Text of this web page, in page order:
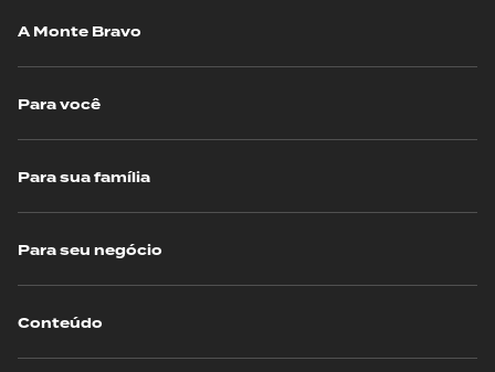
A Monte Bravo
Para você
Para sua família
Para seu negócio
Conteúdo